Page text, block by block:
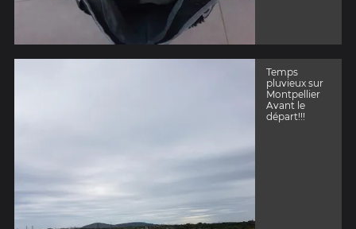
Temps
pluvieux sur
Montpellier
Avant le
départ!!!